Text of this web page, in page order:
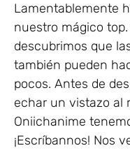
Lamentablemente
nuestro mágico
descubrimos que
también pueden
pocos. Antes de
echar un vistazo al
Oniichanime
¡Escríbannos! Nos